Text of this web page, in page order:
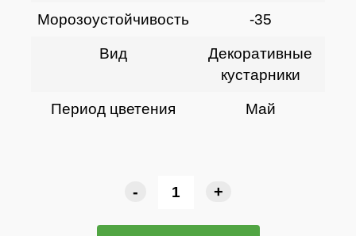
Морозоустойчивость -35
Вид
Декоративные
кустарники
Период цветения Май
- +